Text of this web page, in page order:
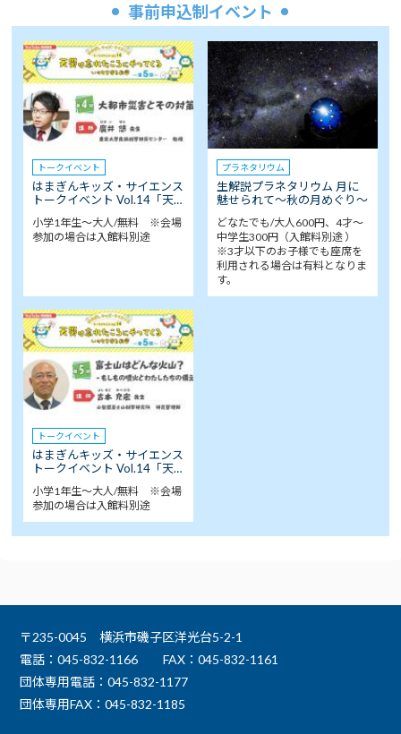
事前申込制イベント
トークイベント
はまぎんキッズ・サイエンス
トークイベント Vol.14「天…
小学1年生～大人/無料 ※会場
参加の場合は入館料別途
プラネタリウム
生解説プラネタリウム 月に
魅せられて～秋の月めぐり～
どなたでも/大人600円、4才～
中学生300円（入館料別途 ）
※3才以下のお子様でも座席を
利用される場合は有料となりま
す。
トークイベント
はまぎんキッズ・サイエンス
トークイベント Vol.14「天…
小学1年生～大人/無料 ※会場
参加の場合は入館料別途
〒235-0045 横浜市磯子区洋光台5-2-1
電話：045-832-1166
FAX：045-832-1161
団体専用電話：045-832-1177
団体専用FAX：045-832-1185